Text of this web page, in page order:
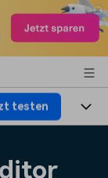
testen